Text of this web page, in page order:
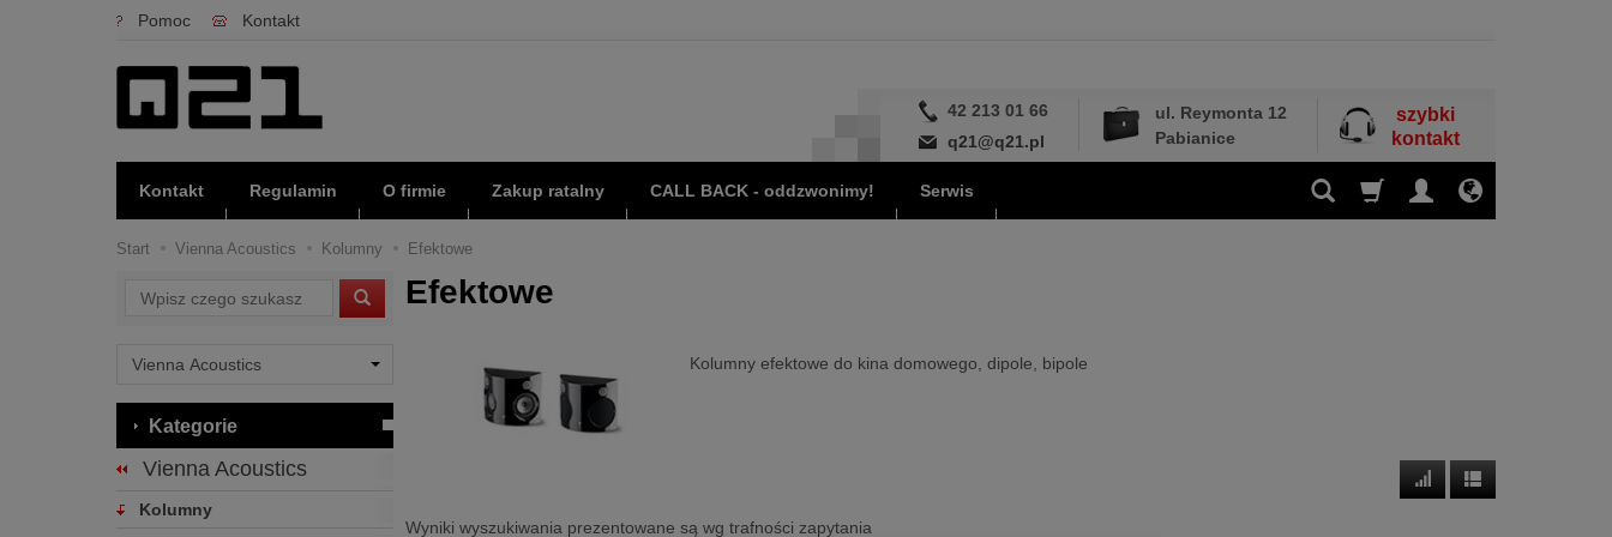
Pomoc Kontakt
42 213 01 66
q21@q21.pl
ul. Reymonta 12
Pabianice
szybki
kontakt
Kontakt Regulamin O firmie Zakup ratalny CALL BACK - oddzwonimy! Serwis
Start Vienna Acoustics Kolumny Efektowe
Efektowe
Kolumny efektowe do kina domowego, dipole, bipole
Wyniki wyszukiwania prezentowane są wg trafności zapytania
Wyszukaj
Kategorie
Vienna Acoustics
Kolumny